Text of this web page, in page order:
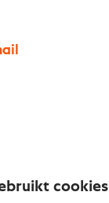
cookies